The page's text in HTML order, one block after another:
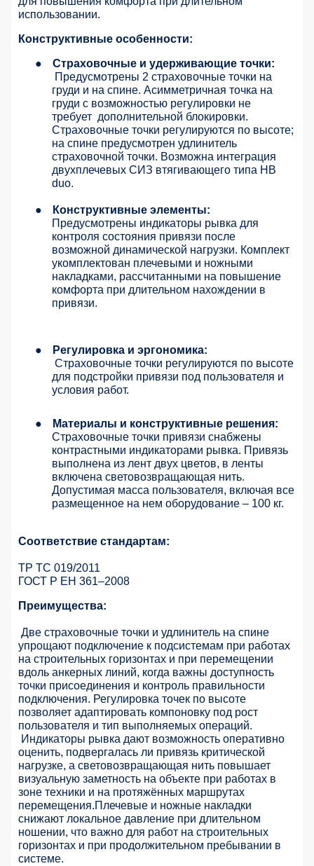
использовании.
Конструктивные особенности:
●
Страховочные и удерживающие точки:
Предусмотрены 2 страховочные точки на
груди и на спине. Асимметричная точка на
груди с возможностью регулировки не
требует дополнительной блокировки.
Страховочные точки регулируются по высоте;
на спине предусмотрен удлинитель
страховочной точки. Возможна интеграция
двухплечевых СИЗ втягивающего типа НВ
duo.
●
Конструктивные элементы:
Предусмотрены индикаторы рывка для
контроля состояния привязи после
возможной динамической нагрузки. Комплект
укомплектован плечевыми и ножными
накладками, рассчитанными на повышение
комфорта при длительном нахождении в
привязи.
●
Регулировка и эргономика:
Страховочные точки регулируются по высоте
для подстройки привязи под пользователя и
условия работ.
●
Материалы и конструктивные решения:
Страховочные точки привязи снабжены
контрастными индикаторами рывка. Привязь
выполнена из лент двух цветов, в ленты
включена световозвращающая нить.
Допустимая масса пользователя, включая все
размещенное на нем оборудование – 100 кг.
Соответствие стандартам:
ТР ТС 019/2011
ГОСТ Р ЕН 361–2008
Преимущества:
Две страховочные точки и удлинитель на спине
упрощают подключение к подсистемам при работах
на строительных горизонтах и при перемещении
вдоль анкерных линий, когда важны доступность
точки присоединения и контроль правильности
подключения. Регулировка точек по высоте
позволяет адаптировать компоновку под рост
пользователя и тип выполняемых операций.
Индикаторы рывка дают возможность оперативно
оценить, подвергалась ли привязь критической
нагрузке, а световозвращающая нить повышает
визуальную заметность на объекте при работах в
зоне техники и на протяжённых маршрутах
перемещения.Плечевые и ножные накладки
снижают локальное давление при длительном
ношении, что важно для работ на строительных
горизонтах и при продолжительном пребывании в
системе.